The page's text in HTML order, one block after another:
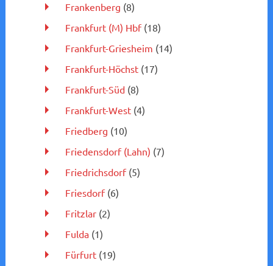
Frankenberg (8)
Frankfurt (M) Hbf(18)
Frankfurt-Griesheim (14)
Frankfurt-Höchst(17)
Frankfurt-Süd(8)
Frankfurt-West(4)
Friedberg (10)
Friedensdorf (Lahn) (7)
Friedrichsdorf(5)
Friesdorf(6)
Fritzlar(2)
Fulda(1)
Fürfurt(19)